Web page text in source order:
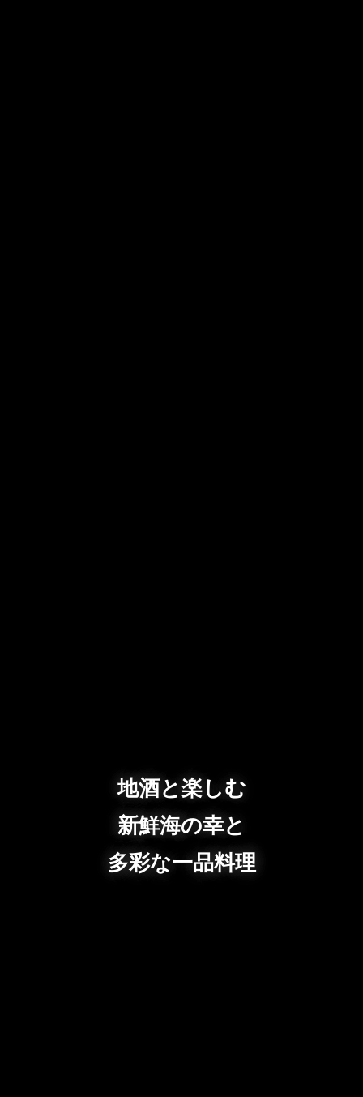
地酒と楽しむ
新鮮海の幸と
多彩な一品料理